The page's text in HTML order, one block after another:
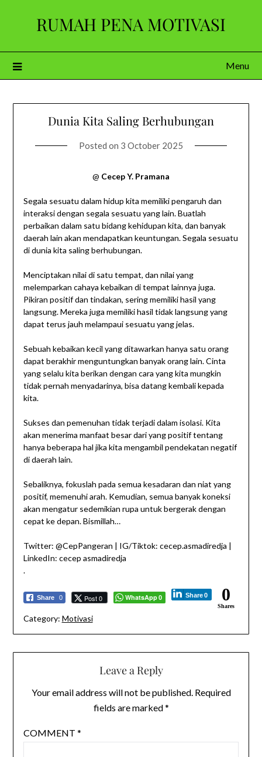
RUMAH PENA MOTIVASI
Menu
Dunia Kita Saling Berhubungan
Posted on 3 October 2025
@ Cecep Y. Pramana
Segala sesuatu dalam hidup kita memiliki pengaruh dan
interaksi dengan segala sesuatu yang lain. Buatlah
perbaikan dalam satu bidang kehidupan kita, dan banyak
daerah lain akan mendapatkan keuntungan. Segala sesuatu
di dunia kita saling berhubungan.
Menciptakan nilai di satu tempat, dan nilai yang
melemparkan cahaya kebaikan di tempat lainnya juga.
Pikiran positif dan tindakan, sering memiliki hasil yang
langsung. Mereka juga memiliki hasil tidak langsung yang
dapat terus jauh melampaui sesuatu yang jelas.
Sebuah kebaikan kecil yang ditawarkan hanya satu orang
dapat berakhir menguntungkan banyak orang lain. Cinta
yang selalu kita berikan dengan cara yang kita mungkin
tidak pernah menyadarinya, bisa datang kembali kepada
kita.
Sukses dan pemenuhan tidak terjadi dalam isolasi. Kita
akan menerima manfaat besar dari yang positif tentang
hanya beberapa hal jika kita mengambil pendekatan negatif
di daerah lain.
Sebaliknya, fokuslah pada semua kesadaran dan niat yang
positif, memenuhi arah. Kemudian, semua banyak koneksi
akan mengatur sedemikian rupa untuk bergerak dengan
cepat ke depan. Bismillah…
Twitter: @CepPangeran | IG/Tiktok: cecep.asmadiredja |
LinkedIn: cecep asmadiredja
.
Share 0 Post 0 WhatsApp 0 Share 0 0
Shares
Category: Motivasi
Leave a Reply
Your email address will not be published. Required
fields are marked*
COMMENT *